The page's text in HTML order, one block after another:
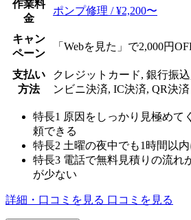
作業料
金
ポンプ修理 / ¥2,200〜
キャン
ペーン
「Webを見た」で2,000円
支払い
方法
クレジットカード, 銀行振
ンビニ決済, IC決済, QR決済
特長1 原因をしっかり見極めて
頼できる
特長2 土曜の夜中でも1時間以
特長3 電話で無料見積りの流れ
が少ない
詳細・口コミを見る 口コミを見る